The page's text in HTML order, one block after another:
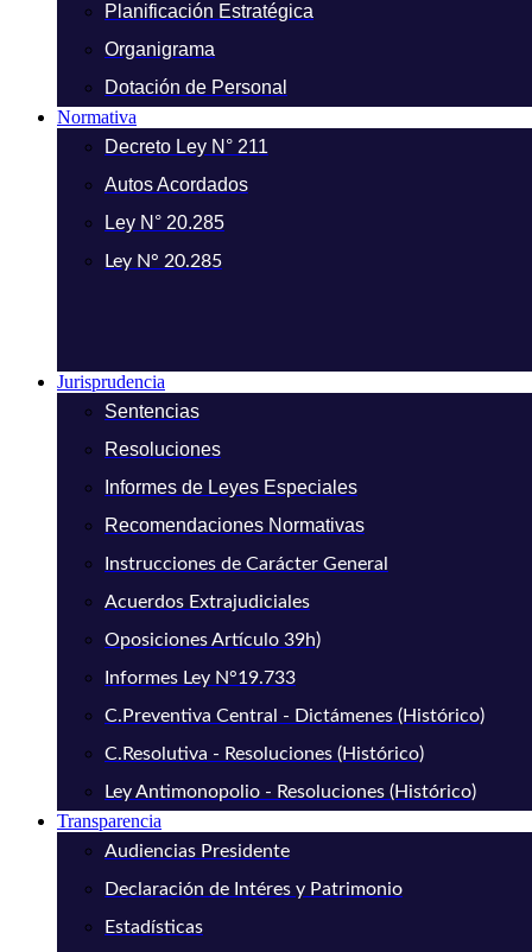
Planificación Estratégica
Organigrama
Dotación de Personal
Normativa
Decreto Ley N° 211
Autos Acordados
Ley N° 20.285
Ley N° 20.285
Jurisprudencia
Sentencias
Resoluciones
Informes de Leyes Especiales
Recomendaciones Normativas
Instrucciones de Carácter General
Acuerdos Extrajudiciales
Oposiciones Artículo 39h)
Informes Ley N°19.733
C.Preventiva Central - Dictámenes (Histórico)
C.Resolutiva - Resoluciones (Histórico)
Ley Antimonopolio - Resoluciones (Histórico)
Transparencia
Audiencias Presidente
Declaración de Intéres y Patrimonio
Estadísticas